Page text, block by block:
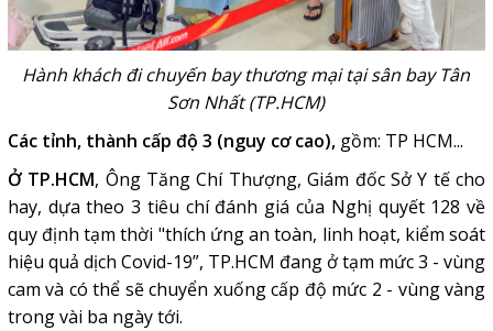
Hành khách đi chuyến bay thương mại tại sân bay Tân
Sơn Nhất (TP.HCM)
Các tỉnh, thành cấp độ 3 (nguy cơ cao), gồm: TP HCM...
Ở TP.HCM, Ông Tăng Chí Thượng, Giám đốc Sở Y tế cho
hay, dựa theo 3 tiêu chí đánh giá của Nghị quyết 128 về
quy định tạm thời "thích ứng an toàn, linh hoạt, kiểm soát
hiệu quả dịch Covid-19”, TP.HCM đang ở tạm mức 3 - vùng
cam và có thể sẽ chuyển xuống cấp độ mức 2 - vùng vàng
trong vài ba ngày tới.